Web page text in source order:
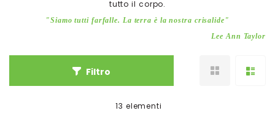
tutto il corpo.
"Siamo tutti farfalle. La terra è la nostra crisalide"
Lee Ann Taylor
Filtro
13 elementi